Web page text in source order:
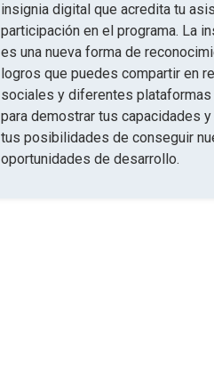
insignia digital que acredita tu
participación en el programa. La
es una nueva forma de
logros que puedes compartir en
sociales y diferentes
para demostrar tus capacidades y
tus posibilidades de conseguir
oportunidades de desarrollo.